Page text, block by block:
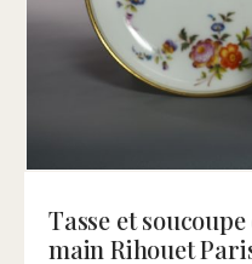
Tasse et
main Rihouet